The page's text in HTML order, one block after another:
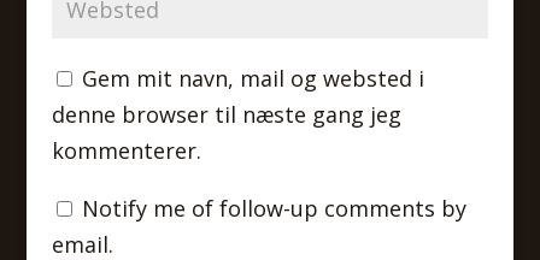
Gem mit navn, mail og websted i
denne browser til næste gang jeg
kommenterer.
Notify me of follow-up comments by
email.